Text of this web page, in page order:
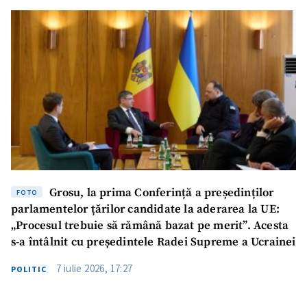
Trimite o informație
Despre ZdG
in English
на русском
FOTO
Grosu, la prima Conferință a președinților
parlamentelor țărilor candidate la aderarea la UE:
„Procesul trebuie să rămână bazat pe merit”. Acesta
s-a întâlnit cu președintele Radei Supreme a Ucrainei
POLITIC 7 iulie 2026, 17:27